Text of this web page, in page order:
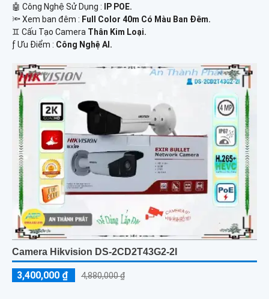
🤖️ Công Nghệ Sử Dụng :
IP POE.
🔦 Xem ban đêm : Full Color 40m Có Màu Ban Đêm.
♊ Cấu Tạo Camera Thân Kim Loại.
️ƒ Ưu Điểm : Công Nghệ AI.
Camera Hikvision DS-2CD2T43G2-2I
3,400,000 ₫ 4,880,000 ₫